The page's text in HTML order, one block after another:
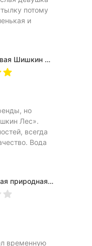
потому
и
бутылка.
мелкие, что
Вода питьевая Шишкин лес в (одноразовой) таре 19 литров
но
Лес».
всегда
Вода
и
главный
Минеральная природная вода Jermuk / Джермук газированная, Пэт (1,0л*6шт)
временную